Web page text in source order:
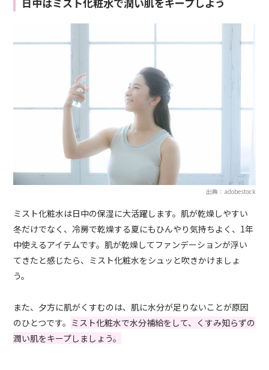
出典：adobestock
ミスト化粧水は日中の保湿に大活躍します。肌が乾燥しやすい
冬だけでなく、冷房で乾燥する夏にもひんやり気持ちよく、1年
中使えるアイテムです。肌が乾燥してファンデーションが浮い
てきたと感じたら、ミスト化粧水をシュッと吹きかけましょ
う。
また、夕方に肌がくすむのは、肌に水分が足りないことが原因
のひとつです。 ミスト化粧水で水分補給をして、くすみ知らずの
潤い肌をキープしましょう。